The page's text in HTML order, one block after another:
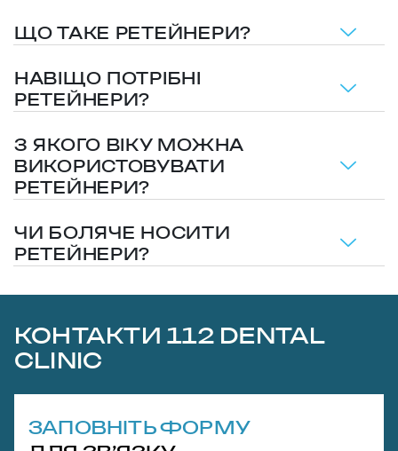
ЩО ТАКЕ РЕТЕЙНЕРИ?
НАВІЩО ПОТРІБНІ
РЕТЕЙНЕРИ?
З ЯКОГО ВІКУ МОЖНА
ВИКОРИСТОВУВАТИ
РЕТЕЙНЕРИ?
ЧИ БОЛЯЧЕ НОСИТИ
РЕТЕЙНЕРИ?
КОНТАКТИ 112 DENTAL
CLINIC
ЗАПОВНІТЬ ФОРМУ